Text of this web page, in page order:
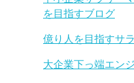
を目指すブログ
億り人を目指すサ
大企業下っ端エン